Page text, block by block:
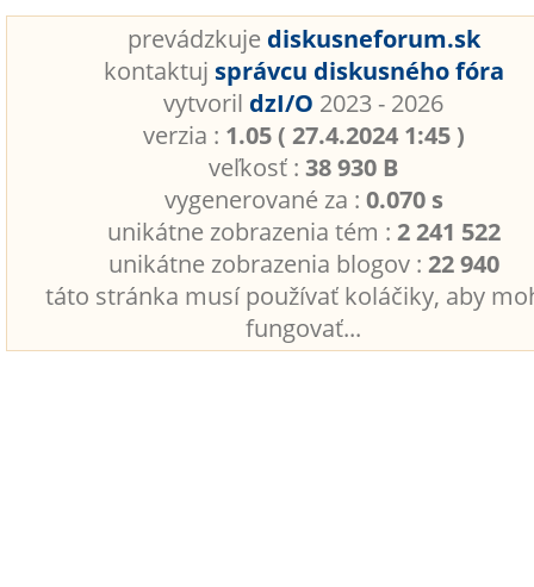
prevádzkuje diskusneforum.sk
kontaktuj správcu diskusného fóra
vytvoril dzI/O 2023 - 2026
verzia : 1.05 ( 27.4.2024 1:45 )
veľkosť :38 930 B
vygenerované za : 0.070 s
unikátne zobrazenia tém : 2 241 522
unikátne zobrazenia blogov : 22 940
táto stránka musí používať koláčiky, aby
fungovať...